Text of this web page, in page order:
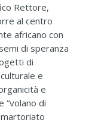
Rettore,
al centro
africano con
di speranza
di
e
e
“volano di